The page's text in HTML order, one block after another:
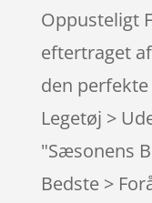
Oppusteligt
eftertraget
den perfekte
Legetøj >
"Sæsonens
Bedste >